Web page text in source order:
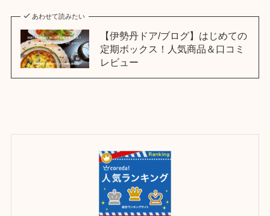
あわせて読みたい
【伊勢丹ドア/ブログ】はじめての
定期ボックス！人気商品＆口コミ
レビュー